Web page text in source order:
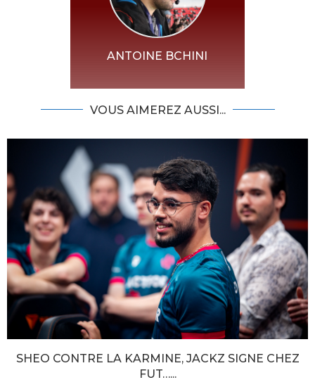
ANTOINE BCHINI
VOUS AIMEREZ AUSSI...
SHEO CONTRE LA KARMINE, JACKZ SIGNE CHEZ
FUT…...